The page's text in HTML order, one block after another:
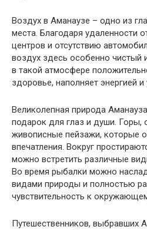
Воздух в Аманаузе – одно из
места. Благодаря удаленности
центров и отсутствию
воздух здесь особенно
в такой атмосфере
здоровье, наполняет энергией
Великолепная природа
подарок для глаз и души. Горы,
живописные пейзажи, которые
впечатления. Вокруг
можно встретить различные
Во время рыбалки можно
видами природы и полностью
чувствительность к
Путешественников, выбравших